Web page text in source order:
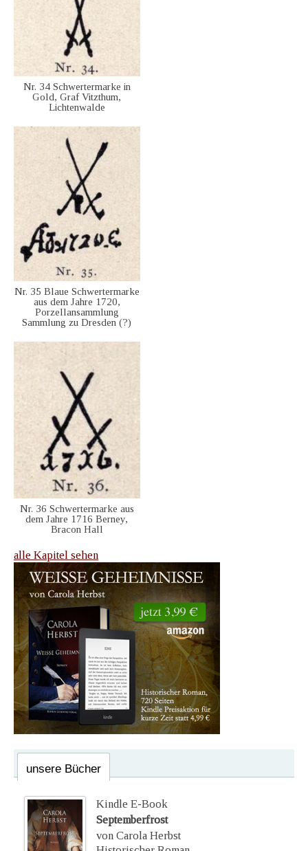
Nr. 34 Schwertermarke in
Gold, Graf Vitzthum,
Lichtenwalde
Nr. 35 Blaue Schwertermarke
aus dem Jahre 1720,
Porzellansammlung
Sammlung zu Dresden (?)
Nr. 36 Schwertermarke aus
dem Jahre 1716 Berney,
Bracon Hall
alle Kapitel sehen
unsere Bücher
Kindle E-Book
Septemberfrost
von Carola Herbst